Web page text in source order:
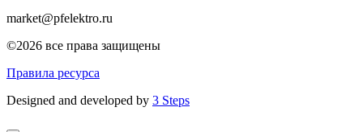
market@pfelektro.ru
©2026 все права защищены
Правила ресурса
Designed and developed by 3 Steps